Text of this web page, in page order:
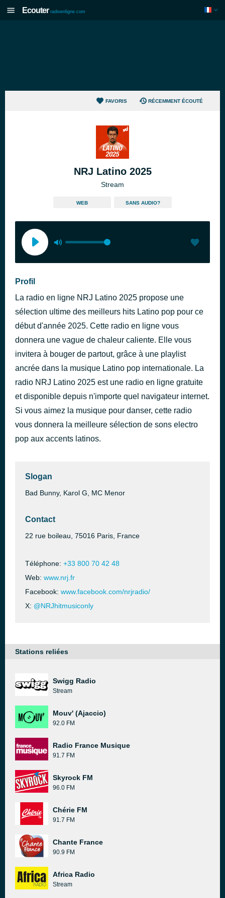
Ecouter radioenligne.com
FAVORIS RÉCEMMENT ÉCOUTÉ
NRJ Latino 2025
Stream
WEB SANS AUDIO?
Profil
La radio en ligne NRJ Latino 2025 propose une
sélection ultime des meilleurs hits Latino pop pour ce
début d'année 2025. Cette radio en ligne vous
donnera une vague de chaleur caliente. Elle vous
invitera à bouger de partout, grâce à une playlist
ancrée dans la musique Latino pop internationale. La
radio NRJ Latino 2025 est une radio en ligne gratuite
et disponible depuis n'importe quel navigateur internet.
Si vous aimez la musique pour danser, cette radio
vous donnera la meilleure sélection de sons electro
pop aux accents latinos.
Slogan
Bad Bunny, Karol G, MC Menor
Contact
22 rue boileau, 75016 Paris, France
Téléphone: +33 800 70 42 48
Web: www.nrj.fr
Facebook: www.facebook.com/nrjradio/
X: @NRJhitmusiconly
Stations reliées
Swigg Radio
Stream
Mouv' (Ajaccio)
92.0 FM
Radio France Musique
91.7 FM
Skyrock FM
96.0 FM
Chérie FM
91.7 FM
Chante France
90.9 FM
Africa Radio
Stream